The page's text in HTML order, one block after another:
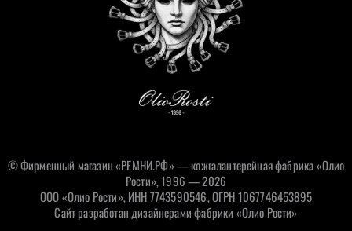
© Фирменный магазин «РЕМНИ.РФ» — кожгалантерейная фабрика «Олио
Рости», 1996 — 2026
ООО «Олио Рости», ИНН 7743590546, ОГРН 1067746453895
Сайт разработан дизайнерами фабрики «Олио Рости»